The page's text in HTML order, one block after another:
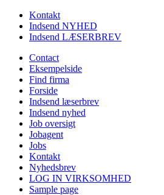
Kontakt
Indsend NYHED
Indsend LÆSERBREV
Contact
Eksempelside
Find firma
Forside
Indsend læserbrev
Indsend nyhed
Job oversigt
Jobagent
Jobs
Kontakt
Nyhedsbrev
LOG IN VIRKSOMHED
Sample page